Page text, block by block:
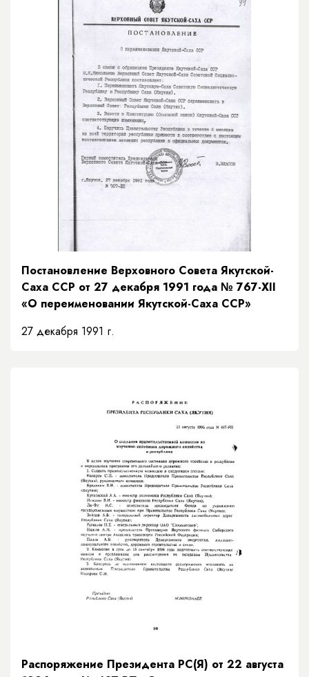
Постановление Верховного Совета Якутской-
Саха ССР от 27 декабря 1991 года № 767-XII
«О переименовании Якутской-Саха ССР»
27 декабря 1991 г.
Распоряжение Президента РС(Я) от 22 августа